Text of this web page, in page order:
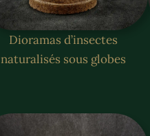
Dioramas d’insectes
naturalisés sous globes